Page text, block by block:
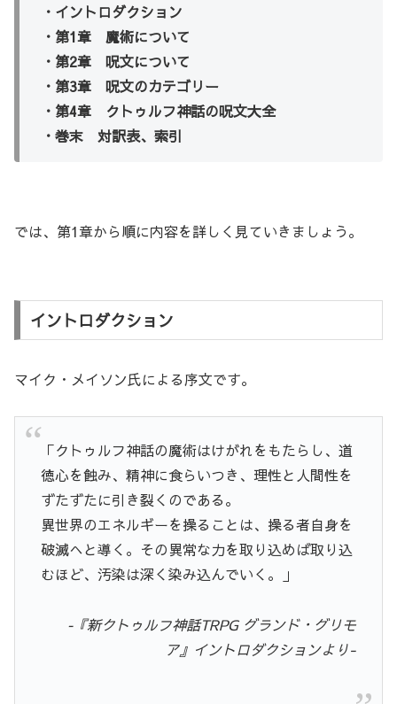
・イントロダクション
・第1章 魔術について
・第2章 呪文について
・第3章 呪文のカテゴリー
・第4章 クトゥルフ神話の呪文大全
・巻末 対訳表、索引
では、第1章から順に内容を詳しく見ていきましょう。
イントロダクション
マイク・メイソン氏による序文です。
「クトゥルフ神話の魔術はけがれをもたらし、道
徳心を蝕み、精神に食らいつき、理性と人間性を
ずたずたに引き裂くのである。
異世界のエネルギーを操ることは、操る者自身を
破滅へと導く。その異常な力を取り込めば取り込
むほど、汚染は深く染み込んでいく。」
‐『新クトゥルフ神話TRPG グランド・グリモ
ア』イントロダクションより-